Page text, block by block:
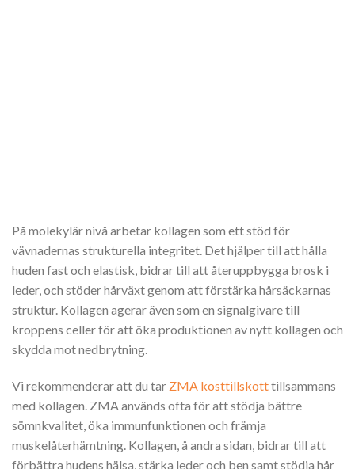
På molekylär nivå arbetar kollagen som ett stöd för
vävnadernas strukturella integritet. Det hjälper till att hålla
huden fast och elastisk, bidrar till att återuppbygga brosk i
leder, och stöder hårväxt genom att förstärka hårsäckarnas
struktur. Kollagen agerar även som en signalgivare till
kroppens celler för att öka produktionen av nytt kollagen och
skydda mot nedbrytning.
Vi rekommenderar att du tar ZMA kosttillskotttillsammans
med kollagen. ZMA används ofta för att stödja bättre
sömnkvalitet, öka immunfunktionen och främja
muskelåterhämtning. Kollagen, å andra sidan, bidrar till att
förbättra hudens hälsa, stärka leder och ben samt stödja hår